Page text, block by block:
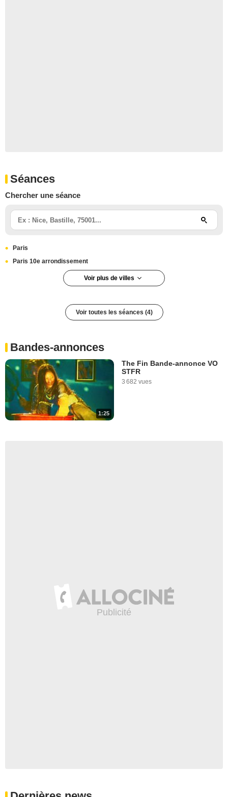
Séances
Chercher une séance
Paris
Paris 10e arrondissement
Voir plus de villes
Paris 5e arrondissement
Voir toutes les séances (4)
Bandes-annonces
1:25
The Fin Bande-annonce VO
STFR
3 682 vues